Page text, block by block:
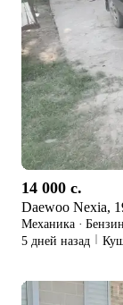
14 000 c.
Daewoo Nexia,
Механика · Бензин
5 дней назад